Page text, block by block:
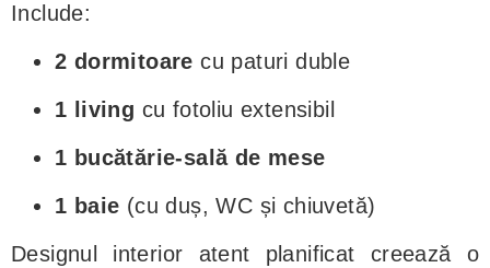
Include:
2 dormitoare cu paturi duble
1 living cu fotoliu extensibil
1 bucătărie-sală de mese
1 baie (cu duș, WC și chiuvetă)
Designul interior atent planificat creează o